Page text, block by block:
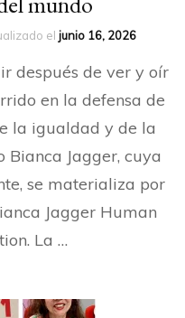
el junio 16, 2026
después de ver y oír
en la defensa de
la igualdad y de la
Jagger, cuya
se materializa por
Jagger Human
La …